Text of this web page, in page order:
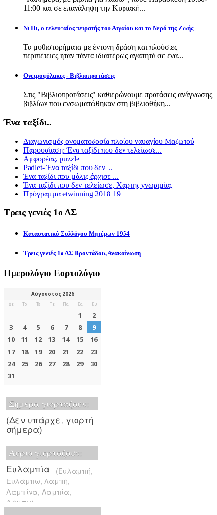
11:00 και σε επανάληψη την Κυριακή...
Νι Πι, ο τελευταίος πειρατής του Αιγαίου και το Νερό της Ζωής
Τα μυθιστορήματα με έντονη δράση και πλούσιες
περιπέτειες ήταν πάντα ιδιαιτέρως αγαπητά σε ένα...
Ονειροφύλακες - Βιβλιοπροτάσεις
Στις "Βιβλιοπροτάσεις" καθιερώνουμε προτάσεις ανάγνωσης
βιβλίων που ενσωματώθηκαν στη βιβλιοθήκη...
Ένα ταξίδι..
Διαγωνισμός ονοματοδοσία πλοίου ναυαγίου Μαζωτού
Παρουσίαση: Ένα ταξίδι που δεν τελείωσε...
Αμφορέας, puzzle
Padlet- Ένα ταξίδι που δεν ...
Ένα ταξίδι που μόλις άρχισε ...
Ένα ταξίδι που δεν τελείωσε, Χάρτης γνωριμίας
Πρόγραμμα etwinning 2018-19
Τρεις γενιές 1ο ΔΣ
Καταστατικό Συλλόγου Μητέρων 1954
Τρεις γενιές 1ο ΔΣ Βροντάδου, Ανακοίνωση
Ημερολόγιο Εορτολόγιο